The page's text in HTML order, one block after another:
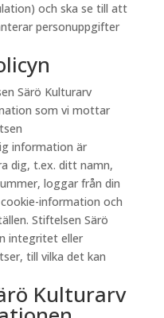
och ska se till att
personuppgifter
Särö Kulturarv
som vi mottar
information är
dig, t.ex. ditt namn,
loggar från din
information och
Stiftelsen Särö
integritet eller
till vilka det kan
Kulturarv